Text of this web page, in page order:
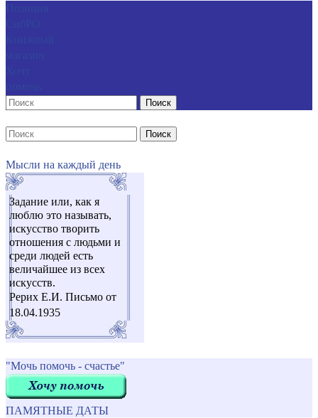
Поиск
Поиск
Мысли на каждый день
Задание или, как я
люблю это называть,
искусство творить
отношения с людьми и
среди людей есть
величайшее из всех
искусств.
Рерих Е.И. Письмо от
18.04.1935
"Мочь помочь - счастье"
ПАМЯТНЫЕ ДАТЫ